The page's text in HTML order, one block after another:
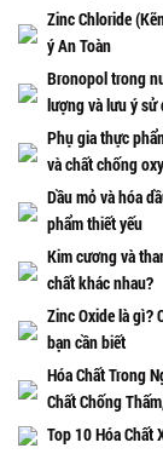
Zinc Chloride
ý An Toàn
Bronopol trong
lượng và lưu ý sử
Phụ gia thực
và chất chống
Dầu mỏ và hóa
phẩm thiết yếu
Kim cương và
chất khác nhau?
Zinc Oxide là gì?
bạn cần biết
Hóa Chất Trong
Chất Chống
Top 10 Hóa Chất